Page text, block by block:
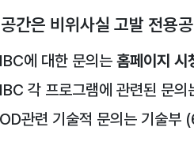
간은 비위사실 고발 전용
에 대한 문의는홈페이지 시
각 프로그램에 관련된 문의
관련 기술적 문의는 기술